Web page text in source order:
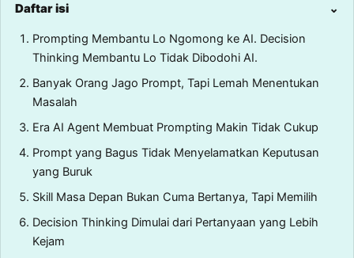
Daftar isi ⌄
Prompting Membantu Lo Ngomong ke AI. Decision
Thinking Membantu Lo Tidak Dibodohi AI.
Banyak Orang Jago Prompt, Tapi Lemah Menentukan
Masalah
Era AI Agent Membuat Prompting Makin Tidak Cukup
Prompt yang Bagus Tidak Menyelamatkan Keputusan
yang Buruk
Skill Masa Depan Bukan Cuma Bertanya, Tapi Memilih
Decision Thinking Dimulai dari Pertanyaan yang Lebih
Kejam